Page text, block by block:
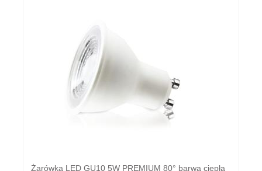
Żarówka LED GU10 5W PREMIUM 80° barwa ciepła